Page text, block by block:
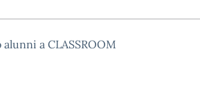
a CLASSROOM